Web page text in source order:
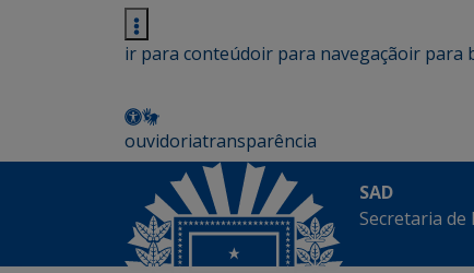
ir para conteúdoir para navegaçãoir para
ouvidoriatransparência
SAD
Secretaria de